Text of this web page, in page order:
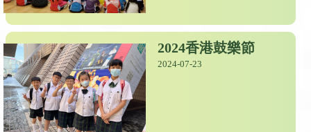
2024香港鼓樂節
2024-07-23